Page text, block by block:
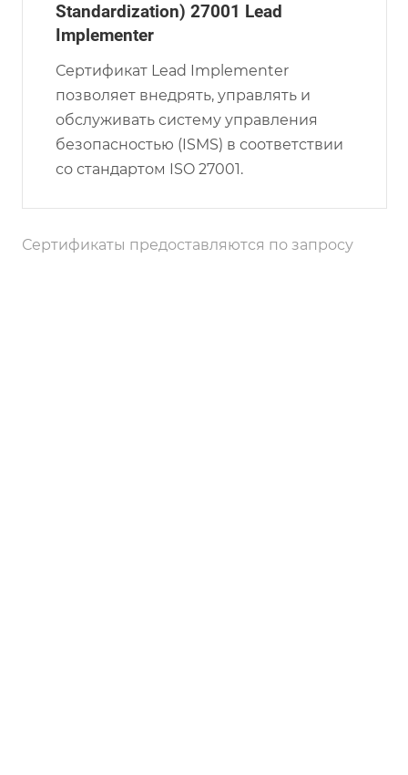
Standardization) 27001 Lead
Implementer
Сертификат Lead Implementer
позволяет внедрять, управлять и
обслуживать систему управления
безопасностью (ISMS) в соответствии
со стандартом ISO 27001.
Сертификаты предоставляются по запросу